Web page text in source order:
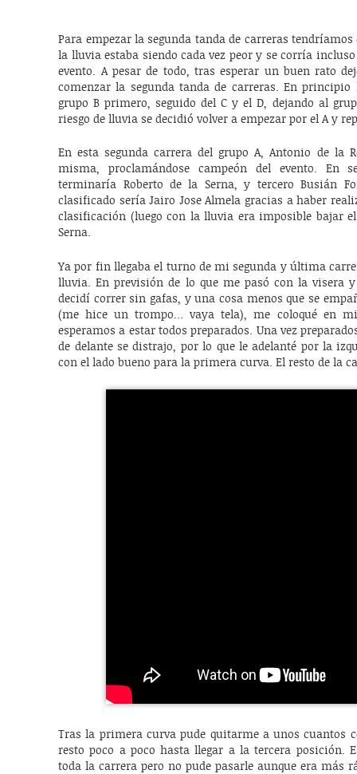
Para empezar la segunda tanda de carreras
la lluvia estaba siendo cada vez peor y se corría
evento. A pesar de todo, tras esperar un buen rato
comenzar la segunda tanda de carreras. En
grupo B primero, seguido del C y el D, dejando al
riesgo de lluvia se decidió volver a empezar por el A y
En esta segunda carrera del grupo A, Antonio de la
misma, proclamándose campeón del evento. En
terminaría Roberto de la Serna, y tercero Busián
clasificado sería Jairo Jose Almela gracias a haber
clasificación (luego con la lluvia era imposible bajar
Serna.
Ya por fin llegaba el turno de mi segunda y última
lluvia. En previsión de lo que me pasó con la visera
decidí correr sin gafas, y una cosa menos que se
(me hice un trompo… vaya tela), me coloqué en
esperamos a estar todos preparados. Una vez
de delante se distrajo, por lo que le adelanté por la
con el lado bueno para la primera curva. El resto de la
Tras la primera curva pude quitarme a unos cuantos
resto poco a poco hasta llegar a la tercera posición.
toda la carrera pero no pude pasarle aunque era más